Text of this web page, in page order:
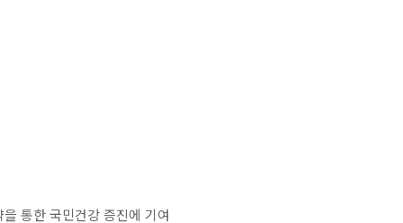
통한 국민건강 증진에 기여